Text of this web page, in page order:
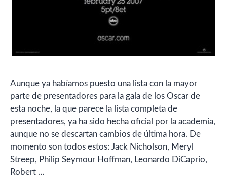
Aunque ya habíamos puesto una lista con la mayor
parte de presentadores para la gala de los Oscar de
esta noche, la que parece la lista completa de
presentadores, ya ha sido hecha oficial por la academia,
aunque no se descartan cambios de última hora. De
momento son todos estos: Jack Nicholson, Meryl
Streep, Philip Seymour Hoffman, Leonardo DiCaprio,
Robert …